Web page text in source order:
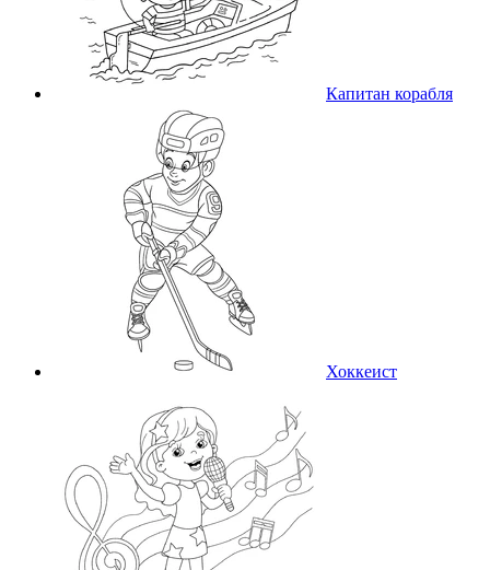
Капитан корабля
Хоккеист